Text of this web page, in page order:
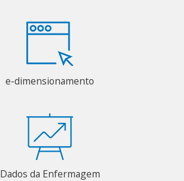
e-dimensionamento
Dados da Enfermagem